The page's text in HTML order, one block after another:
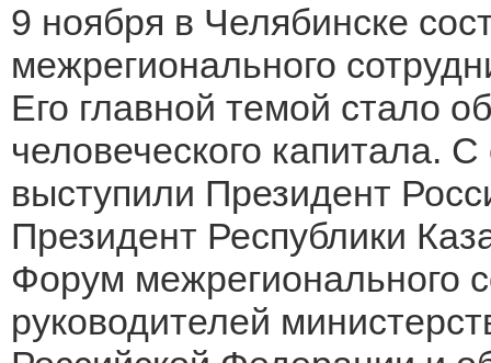
9 ноября в Челябинске
межрегионального
Его главной темой стало
человеческого капитала.
выступили Президент
Президент Республики
Форум межрегионального
руководителей